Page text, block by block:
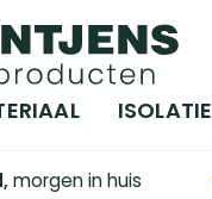
ISOLATIE
morgen in huis